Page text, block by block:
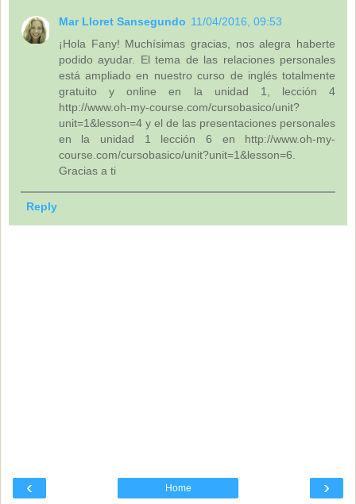
Mar Lloret Sansegundo 11/04/2016, 09:53
¡Hola Fany! Muchísimas gracias, nos alegra haberte
podido ayudar. El tema de las relaciones personales
está ampliado en nuestro curso de inglés totalmente
gratuito y online en la unidad 1, lección 4
http://www.oh-my-course.com/cursobasico/unit?
unit=1&lesson=4 y el de las presentaciones personales
en la unidad 1 lección 6 en http://www.oh-my-
course.com/cursobasico/unit?unit=1&lesson=6.
Gracias a ti
Reply
‹ ›
Home